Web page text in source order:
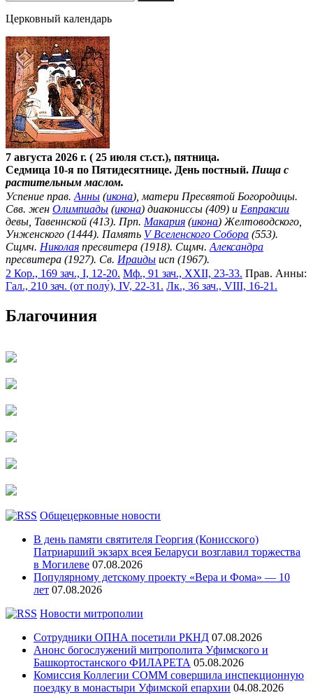
Церковный календарь
7 августа 2026 г. ( 25 июля ст.ст.), пятница.
Седмица 10-я по Пятидесятнице. День постный. Пища с
растительным маслом.
Успение прав. Анны (икона), матери Пресвятой Богородицы.
Свв. жен Олимпиады (икона) диакониссы (409) и Евпраксии
девы, Тавеннской (413). Прп. Макария (икона) Желтоводского,
Унженского (1444). Память V Вселенского Собора (553).
Сщмч. Николая пресвитера (1918). Сщмч. Александра
пресвитера (1927). Св. Ираиды исп (1967).
2 Кор., 169 зач., I, 12-20. Мф., 91 зач., XXII, 23-33. Прав. Анны:
Гал., 210 зач. (от полу́), IV, 22-31. Лк., 36 зач., VIII, 16-21.
Благочиния
Общецерковные новости
В день памяти святителя Георгия (Конисского)
Патриарший экзарх всея Беларуси возглавил торжества
в Могилеве 07.08.2026
Популярному детскому проекту «Вера и Фома» — 10
лет 07.08.2026
Новости митрополии
Сотрудники ОПНА посетили РКНД 07.08.2026
Анонс богослужений митрополита Уфимского и
Башкортостанского ФИЛАРЕТА 05.08.2026
Комиссия Коллегии СОММ совершила инспекционную
поездку в монастыри Уфимской епархии 04.08.2026